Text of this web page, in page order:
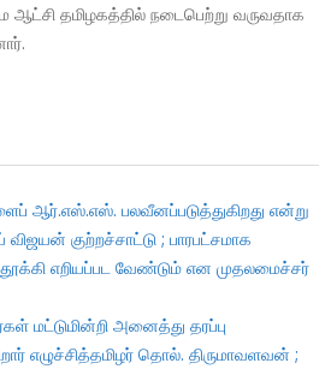
ஆட்சி தமிழகத்தில் நடைபெற்று வருவதாக
ஆர்.எஸ்.எஸ். பலவீனப்படுத்துகிறது என்று
குற்றச்சாட்டு ; பாரபட்சமாக
எறியப்பட வேண்டும் என முதலமைச்சர்
மட்டுமின்றி அனைத்து தரப்பு
எழுச்சித்தமிழர் தொல். திருமாவளவன் ;